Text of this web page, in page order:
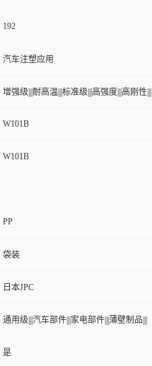
192
汽车注塑应用
增强级|||耐高温|||标准级|||高强度|||高刚性|||
W101B
W101B
PP
袋装
日本JPC
通用级|||汽车部件|||家电部件|||薄壁制品|||
是